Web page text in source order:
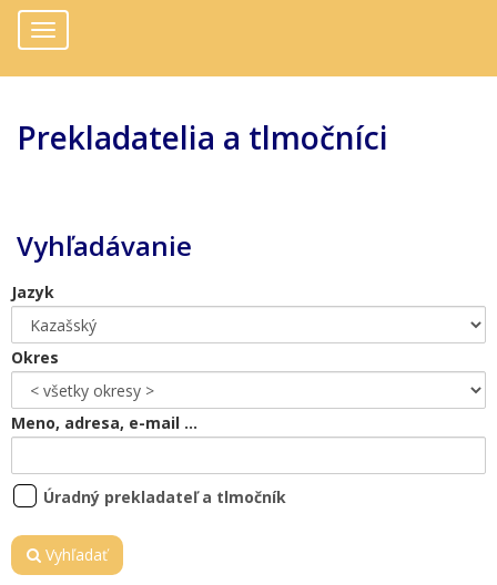
Toggle
navigation
Prekladatelia a tlmočníci
Vyhľadávanie
Jazyk
Okres
Meno, adresa, e-mail ...
Úradný prekladateľ a tlmočník
Vyhľadať